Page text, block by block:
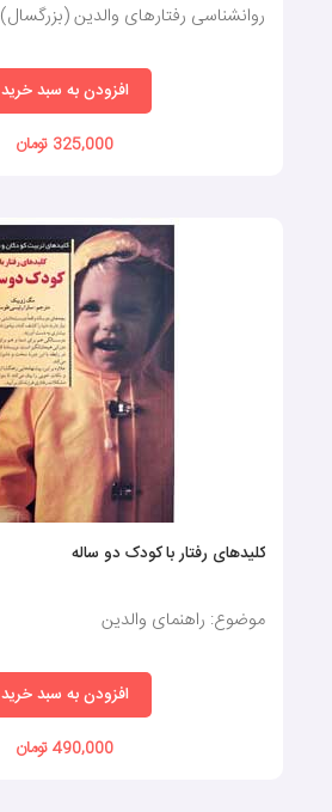
روانشناسی رفتارهای والدین (بزرگسال)
افزودن به سبد خرید
325,000 تومان
کلیدهای رفتار با کودک دو ساله
موضوع: راهنمای والدین
افزودن به سبد خرید
490,000 تومان